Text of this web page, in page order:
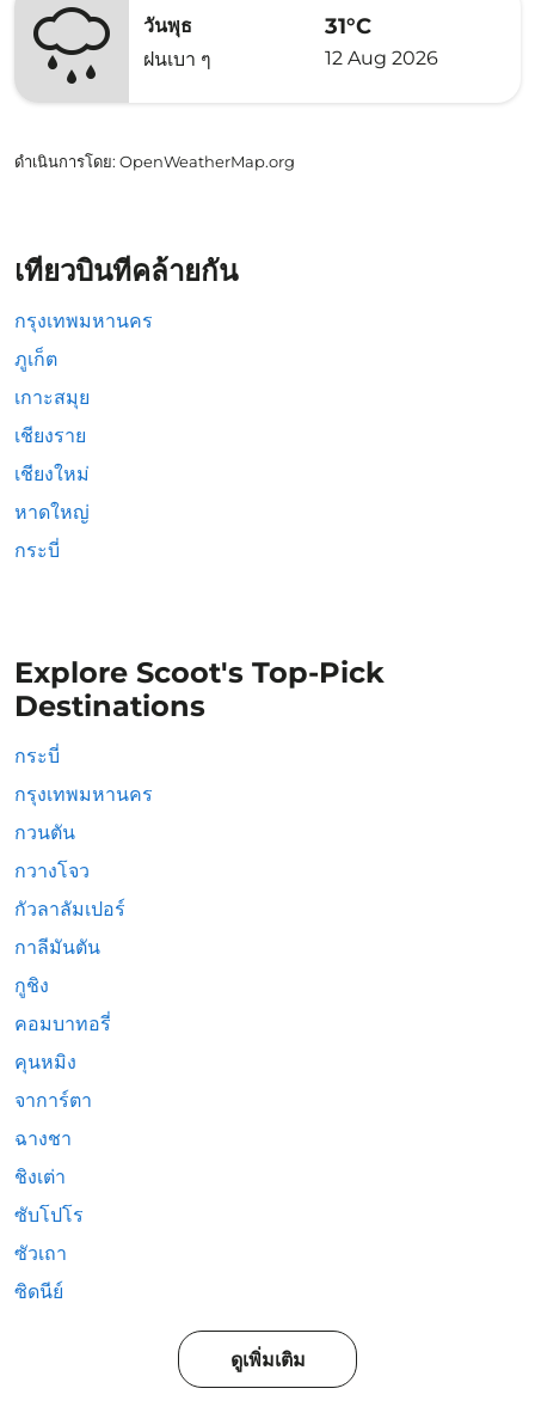
วันพุธ
ฝนเบา ๆ
31°C
12 Aug 2026
ดำเนินการโดย: OpenWeatherMap.org
เที่ยวบินที่คล้ายกัน
กรุงเทพมหานคร
ภูเก็ต
เกาะสมุย
เชียงราย
เชียงใหม่
หาดใหญ่
กระบี่
Explore Scoot's Top-Pick
Destinations
กระบี่
กรุงเทพมหานคร
กวนตัน
กวางโจว
กัวลาลัมเปอร์
กาลีมันตัน
กูชิง
คอมบาทอรี่
คุนหมิง
จาการ์ตา
ฉางชา
ชิงเต่า
ซับโปโร
ซัวเถา
ซิดนีย์
ดูเพิ่มเติม